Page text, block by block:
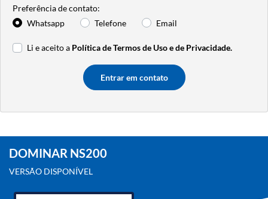
Preferência de contato:
Whatsapp
Telefone Email
Li e aceito a Política de Termos de Uso e de Privacidade.
Entrar em contato
DOMINAR NS200
VERSÃO DISPONÍVEL